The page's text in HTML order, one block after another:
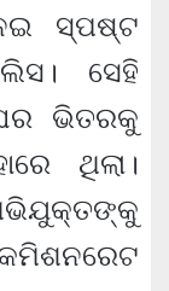
ସ୍ପଷ୍ଟ
ସେହି
ଭିତରକୁ
ଥିଲା।